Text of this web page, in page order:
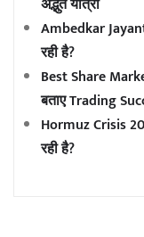
Ambedkar
रही है?
Best Share
बताए Trading
Hormuz Crisis
रही है?